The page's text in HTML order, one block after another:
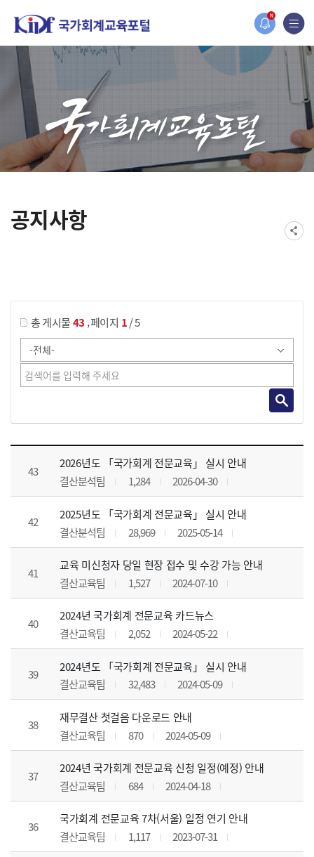
N
홈페이지가 새롭게 개편되었습니다.
한국조세재정연구원홈페이지가 새롭게 개설되었습니다.
공지사항
총 게시물43 ,페이지 1/ 5
공지사항 목록 으로 번호, 제목, 작성자, 조회수, 등록 일, 첨부파일로 나열 되고 있습니다.
43
2026년도 「국가회계 전문교육」 실시 안내
결산분석팀
1,284 2026-04-30
42
2025년도 「국가회계 전문교육」 실시 안내
결산분석팀
28,969 2025-05-14
41
교육 미신청자 당일 현장 접수 및 수강 가능 안내
결산교육팀
1,527 2024-07-10
40
2024년 국가회계 전문교육 카드뉴스
결산교육팀
2,052 2024-05-22
39
2024년도 「국가회계 전문교육」 실시 안내
결산교육팀
32,483 2024-05-09
38
재무결산 첫걸음 다운로드 안내
결산교육팀
870 2024-05-09
37
2024년 국가회계 전문교육 신청 일정(예정) 안내
결산교육팀
684 2024-04-18
36
국가회계 전문교육 7차(서울) 일정 연기 안내
결산교육팀
1,117 2023-07-31